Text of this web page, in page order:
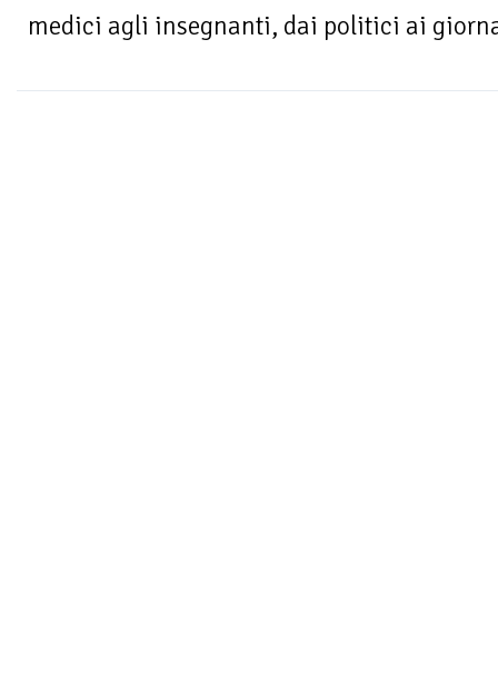
medici agli insegnanti, dai politici ai